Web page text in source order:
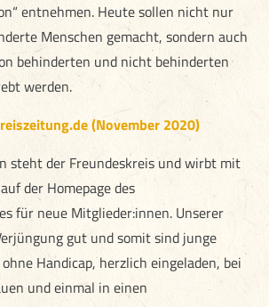
entnehmen. Heute sollen nicht nur
Menschen gemacht, sondern auch
behinderten und nicht behinderten
werden.
(November 2020)
steht der Freundeskreis und wirbt mit
der Homepage des
für neue Mitglieder:innen. Unserer
gut und somit sind junge
Handicap, herzlich eingeladen, bei
und einmal in einen